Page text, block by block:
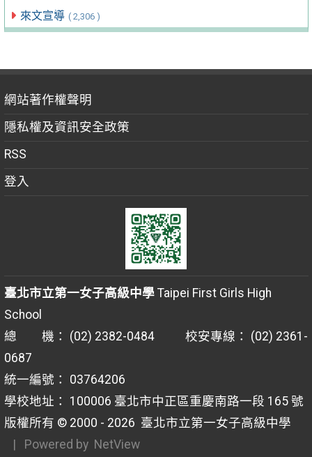
來文宣導 ( 2,306 )
網站著作權聲明
隱私權及資訊安全政策
RSS
登入
臺北市立第一女子高級中學Taipei First Girls High
School
總 機： (02) 2382-0484 校安專線： (02) 2361-
0687
統一編號： 03764206
學校地址： 100006 臺北市中正區重慶南路一段 165 號
版權所有 © 2000 - 2026 臺北市立第一女子高級中學
| Powered by NetView